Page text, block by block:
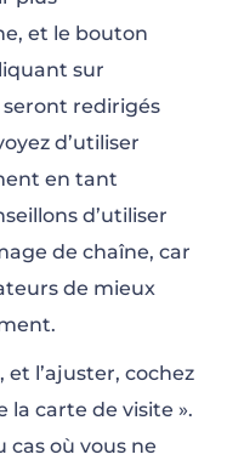
et le bouton
sur
seront redirigés
d’utiliser
en tant
d’utiliser
de chaîne, car
de mieux
et l’ajuster, cochez
la carte de visite ».
cas où vous ne